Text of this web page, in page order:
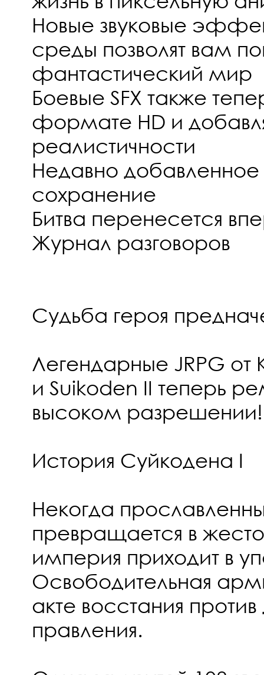
Новые звуковые
среды позволят вам
фантастический мир
Боевые SFX также
формате HD и
реалистичности
Недавно
сохранение
Битва перенесется
Журнал разговоров
Судьба героя
Легендарные JRPG от
и Suikoden II теперь
высоком разрешении!
История Суйкодена I
Некогда
превращается в
империя приходит в
Освободительная
акте восстания
правления.